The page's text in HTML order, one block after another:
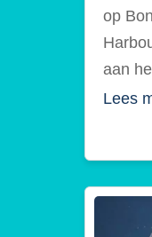
op
aan
Lees